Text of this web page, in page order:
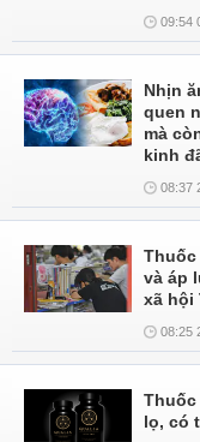
09:54
Nhịn
quen
mà
kinh
08:37
và áp
xã hội
08:25
Thuốc
lọ, có